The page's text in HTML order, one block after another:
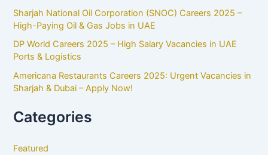
Sharjah National Oil Corporation (SNOC) Careers 2025 –
High-Paying Oil & Gas Jobs in UAE
DP World Careers 2025 – High Salary Vacancies in UAE
Ports & Logistics
Americana Restaurants Careers 2025: Urgent Vacancies in
Sharjah & Dubai – Apply Now!
Categories
Featured